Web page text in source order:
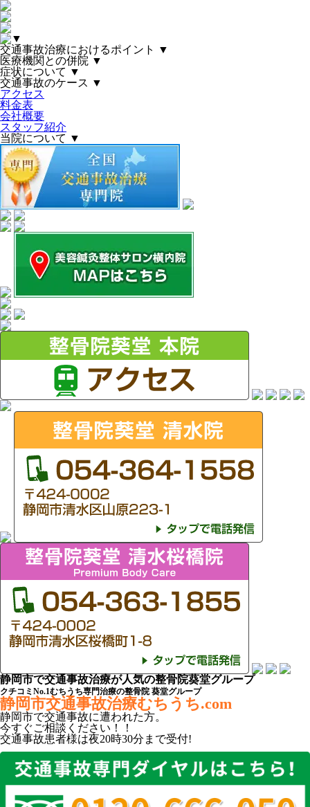
▼
交通事故治療におけるポイント
▼
医療機関との併院 ▼
症状について ▼
交通事故のケース ▼
アクセス
料金表
会社概要
スタッフ紹介
当院について ▼
静岡市で交通事故治療が人気の整骨院葵堂グループ
クチコミNo.1むちうち専門治療の整骨院 葵堂グループ
静岡市交通事故治療むちうち.com
静岡市で交通事故に遭われた方。
今すぐご相談ください！！
交通事故患者様は夜20時30分 まで受付!